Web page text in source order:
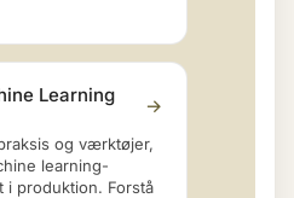
Learning
→
og værktøjer,
learning-
i produktion. Forstå